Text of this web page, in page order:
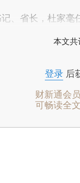
、省长，杜家毫
本文共
登录后
财新通会员
可畅读全文